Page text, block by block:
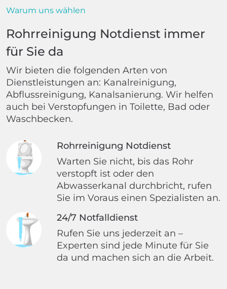
Warum uns wählen
Rohrreinigung Notdienst immer
für Sie da
Wir bieten die folgenden Arten von
Dienstleistungen an: Kanalreinigung,
Abflussreinigung, Kanalsanierung. Wir helfen
auch bei Verstopfungen in Toilette, Bad oder
Waschbecken.
Rohrreinigung Notdienst
Warten Sie nicht, bis das Rohr
verstopft ist oder den
Abwasserkanal durchbricht, rufen
Sie im Voraus einen Spezialisten an.
24/7 Notfalldienst
Rufen Sie uns jederzeit an –
Experten sind jede Minute für Sie
da und machen sich an die Arbeit.